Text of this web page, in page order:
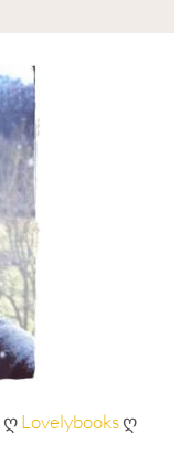
ღLovelybooksღ